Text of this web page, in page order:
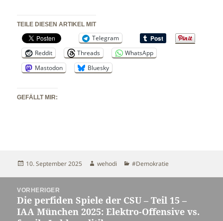
TEILE DIESEN ARTIKEL MIT
Telegram
Reddit
Threads
WhatsApp
Mastodon
Bluesky
GEFÄLLT MIR:
Veröffentlicht
10. September 2025 Autor
wehodi Kategorien
#Demokratie
Beitragsnavigation
VORHERIGER
Vorheriger
Beitrag:
Die perfiden Spiele der CSU – Teil 15 –
IAA München 2025: Elektro-Offensive vs.